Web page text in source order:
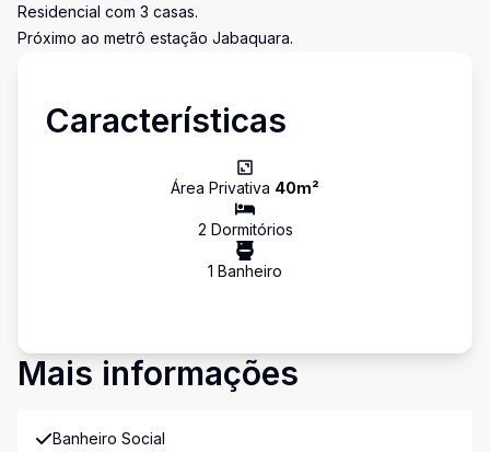
Residencial com 3 casas.
Próximo ao metrô estação Jabaquara.
Características
Área Privativa 40m²
2 Dormitórios
1 Banheiro
Mais informações
Banheiro Social